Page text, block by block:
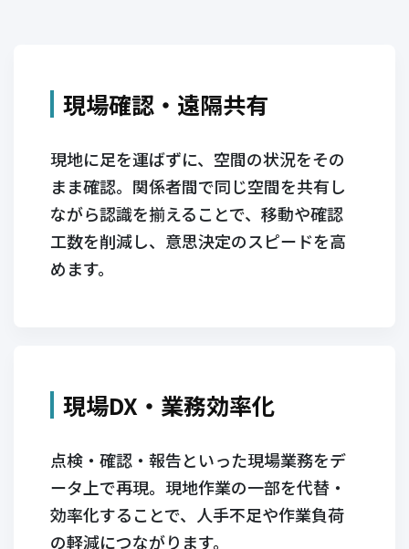
現場確認・遠隔共有
現地に足を運ばずに、空間の状況をその
まま確認。関係者間で同じ空間を共有し
ながら認識を揃えることで、移動や確認
工数を削減し、意思決定のスピードを高
めます。
現場DX・業務効率化
点検・確認・報告といった現場業務をデ
ータ上で再現。現地作業の一部を代替・
効率化することで、人手不足や作業負荷
の軽減につながります。